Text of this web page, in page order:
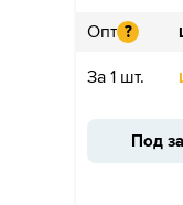
Опт ?
За 1 шт.
Под